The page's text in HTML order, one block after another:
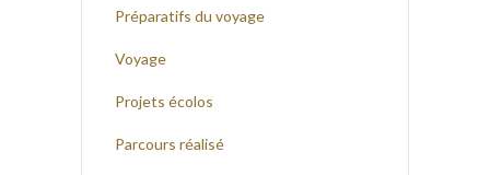
Préparatifs du voyage
Voyage
Projets écolos
Parcours réalisé